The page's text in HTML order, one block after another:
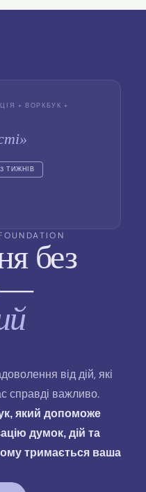
+ ВОРКБУК +
ТИЖНІВ
без
—
від дій, які
справді важливо.
який допоможе
думок, дій та
тримається ваша